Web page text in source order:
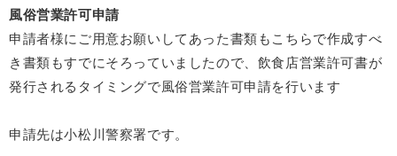
風俗営業許可申請
申請者様にご用意お願いしてあった書類もこちらで作成すべ
き書類もすでにそろっていましたので、飲食店営業許可書が
発行されるタイミングで風俗営業許可申請を行います
申請先は小松川警察署です。